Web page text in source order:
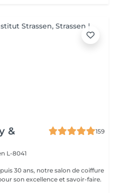
&
159
L-8041
30 ans, notre salon de coiffure
son excellence et savoir-faire.